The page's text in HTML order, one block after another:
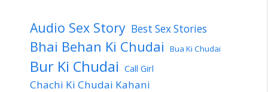
Audio Sex Story Best Sex Stories
Bhai Behan Ki Chudai Bua Ki Chudai
Bur Ki Chudai Call Girl
Chachi Ki Chudai Kahani